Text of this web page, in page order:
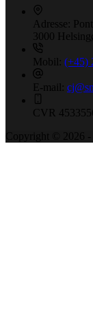
Adresse:
3000
Mobil: (+45)
E-mail:
CVR
Copyright © 2026 -